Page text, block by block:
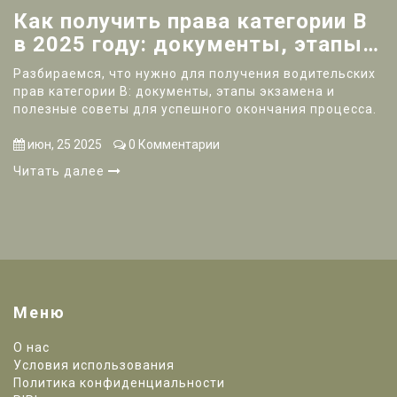
Как получить права категории B
в 2025 году: документы, этапы и
тонкости
Разбираемся, что нужно для получения водительских
прав категории B: документы, этапы экзамена и
полезные советы для успешного окончания процесса.
июн, 25 2025
0 Комментарии
Читать далее
Меню
О нас
Условия использования
Политика конфиденциальности